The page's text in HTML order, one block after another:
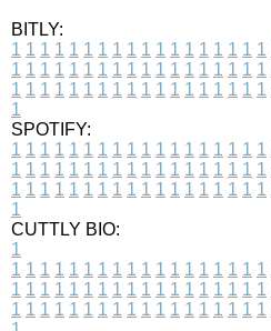
BITLY:
1 1 1 1 1 1 1 1 1 1 1 1 1 1 1 1 1 1
1 1 1 1 1 1 1 1 1 1 1 1 1 1 1 1 1 1
1 1 1 1 1 1 1 1 1 1 1 1 1 1 1 1 1 1
1
SPOTIFY:
1 1 1 1 1 1 1 1 1 1 1 1 1 1 1 1 1 1
1 1 1 1 1 1 1 1 1 1 1 1 1 1 1 1 1 1
1 1 1 1 1 1 1 1 1 1 1 1 1 1 1 1 1 1
1
CUTTLY BIO:
1
1 1 1 1 1 1 1 1 1 1 1 1 1 1 1 1 1 1
1 1 1 1 1 1 1 1 1 1 1 1 1 1 1 1 1 1
1 1 1 1 1 1 1 1 1 1 1 1 1 1 1 1 1 1